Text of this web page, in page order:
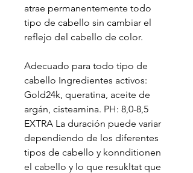
atrae permanentemente todo
tipo de cabello sin cambiar el
reflejo del cabello de color.
Adecuado para todo tipo de
cabello Ingredientes activos:
Gold24k, queratina, aceite de
argán, cisteamina. PH: 8,0-8,5
EXTRA La duración puede variar
dependiendo de los diferentes
tipos de cabello y konnditionen
el cabello y lo que resukltat que